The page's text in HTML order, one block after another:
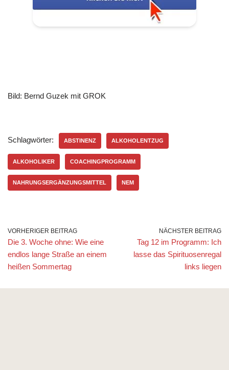
Bild: Bernd Guzek mit GROK
Schlagwörter: ABSTINENZ ALKOHOLENTZUG
ALKOHOLIKER COACHINGPROGRAMM
NAHRUNGSERGÄNZUNGSMITTEL NEM
VORHERIGER BEITRAG
Die 3. Woche ohne: Wie eine
endlos lange Straße an einem
heißen Sommertag
NÄCHSTER BEITRAG
Tag 12 im Programm: Ich
lasse das Spirituosenregal
links liegen